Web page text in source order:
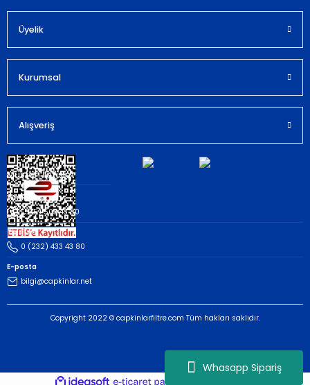
Whasapp Sipariş
Üyelik
Kurumsal
Alışveriş
Müşteri İletişim
Whatsapp
(535) 503 43 80
Telefon
0 (232) 433 43 80
E-posta
bilgi@capkinlar.net
Copyright 2022 © capkinlarfiltre.com Tüm hakları saklıdır.
ideasoft